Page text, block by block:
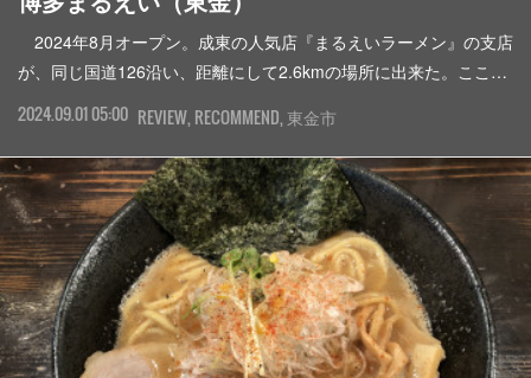
2024年8月オープン。成東の人気店『まるえいラーメン』の支店
が、同じ国道126沿い、距離にして2.6kmの場所に出来た。ここ…
2024.09.01 05:00 REVIEW RECOMMEND 東金市